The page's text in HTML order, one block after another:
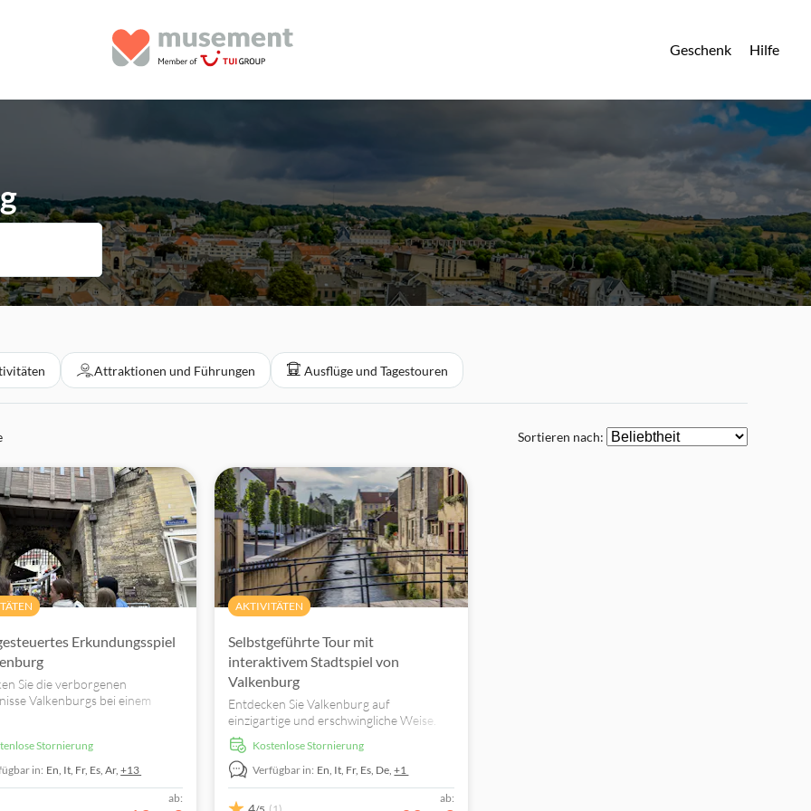
Geschenk Hilfe
Attraktionen und Führungen Ausflüge und Tagestouren
Sortieren nach:
Erkundungsspiel
Sie die verborgenen
Valkenburgs bei einem
Stornierung
in: En, It, Fr, Es,Ar,+13
ab:
AKTIVITÄTEN
Selbstgeführte Tour mit
interaktivem Stadtspiel von
Valkenburg
Entdecken Sie Valkenburg auf
einzigartige und erschwingliche Weise.
Ein selbstgeführter Stadtrundgang führt
Sie zu den besten Plätzen der Stadt,
während Sie lustige Rätsel und Aufgaben
auf Ihrem Smartphone spielen.
kostenlose Stornierung
Verfügbar in: En, It, Fr, Es, De,+1
ab: